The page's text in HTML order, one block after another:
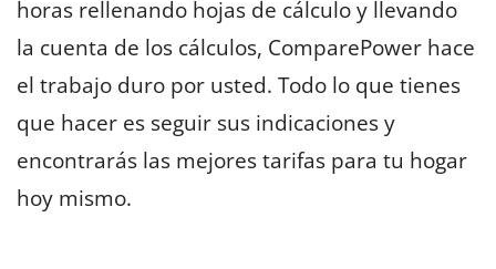
horas rellenando hojas de cálculo y llevando
la cuenta de los cálculos, ComparePower hace
el trabajo duro por usted. Todo lo que tienes
que hacer es seguir sus indicaciones y
encontrarás las mejores tarifas para tu hogar
hoy mismo.